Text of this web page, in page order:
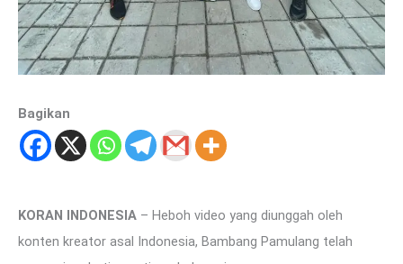
Bagikan
KORAN INDONESIA – Heboh video yang diunggah oleh
konten kreator asal Indonesia, Bambang Pamulang telah